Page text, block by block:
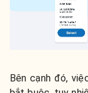
Bên cạnh đó,